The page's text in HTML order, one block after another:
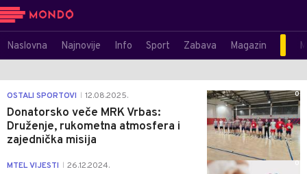
Naslovna Najnovije Info Sport Zabava Magazin
OSTALI SPORTOVI 12.08.2025.
Donatorsko veče MRK Vrbas:
Druženje, rukometna atmosfera i
zajednička misija
0
MTEL VIJESTI 26.12.2024.